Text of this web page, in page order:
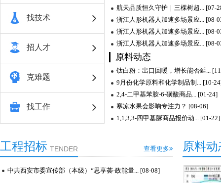
找技术
招人才
克难题
找工作
航天品质恒久守护｜三棵树超... [07-
浙江人形机器人加速多场景应... [08-
浙江人形机器人加速多场景应... [08-
浙江人形机器人加速多场景应... [08-
原料动态
钛白粉：出口回暖，增长能否延...
9月份化学原料和化学制品制... [10-
2,4-二甲基苯胺-6-磺酸商品... [01-24]
寒凉水果会影响专注力？ [08-06]
1,1,3,3-四甲基脲商品报价动... [01-22]
工程招标 TENDER 查看更多
中共西安市委宣传部（本级）“思享荟·政能量... [08-08]
原料动